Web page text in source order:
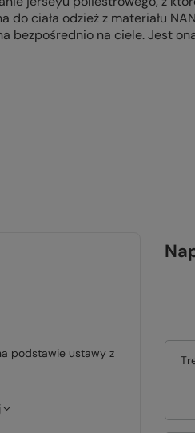
ciała odzież z materiału
bezpośrednio na ciele. Jest
podstawie ustawy z